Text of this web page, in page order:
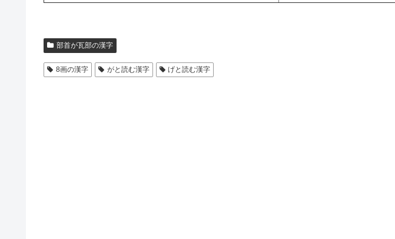
部首が瓦部の漢字
8画の漢字 がと読む漢字 げと読む漢字